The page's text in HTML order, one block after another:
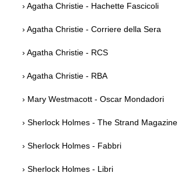
› Agatha Christie - Hachette Fascicoli
› Agatha Christie - Corriere della Sera
› Agatha Christie - RCS
› Agatha Christie - RBA
› Mary Westmacott - Oscar Mondadori
› Sherlock Holmes - The Strand Magazine
› Sherlock Holmes - Fabbri
› Sherlock Holmes - Libri